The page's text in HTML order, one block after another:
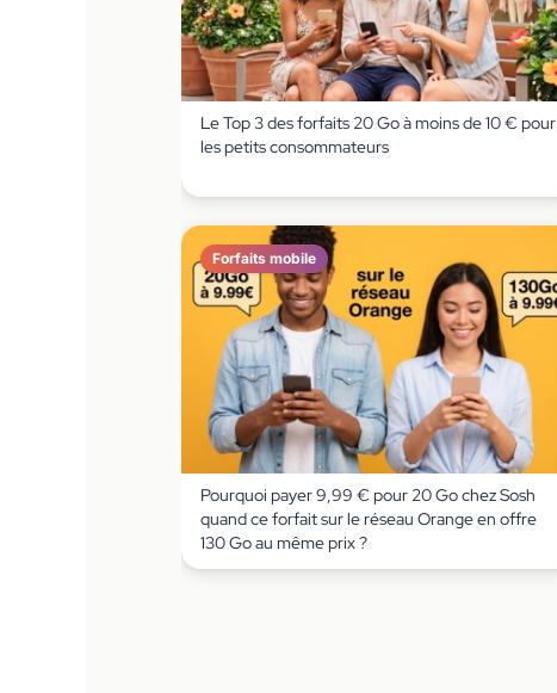
Le Top 3 des forfaits 20 Go à moins de 10 € pour
les petits consommateurs
Forfaits mobile
Pourquoi payer 9,99 € pour 20 Go chez Sosh
quand ce forfait sur le réseau Orange en offre
130 Go au même prix ?